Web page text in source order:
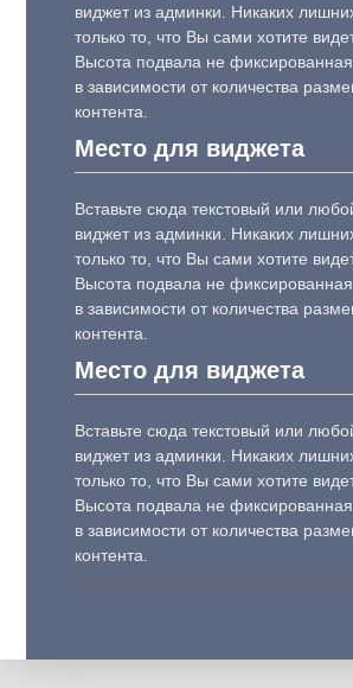
виджет из админки. Никаких
только то, что Вы сами хотите
Высота подвала не
в зависимости от количества
контента.
Место для виджета
Вставьте сюда текстовый или
виджет из админки. Никаких
только то, что Вы сами хотите
Высота подвала не
в зависимости от количества
контента.
Место для виджета
Вставьте сюда текстовый или
виджет из админки. Никаких
только то, что Вы сами хотите
Высота подвала не
в зависимости от количества
контента.